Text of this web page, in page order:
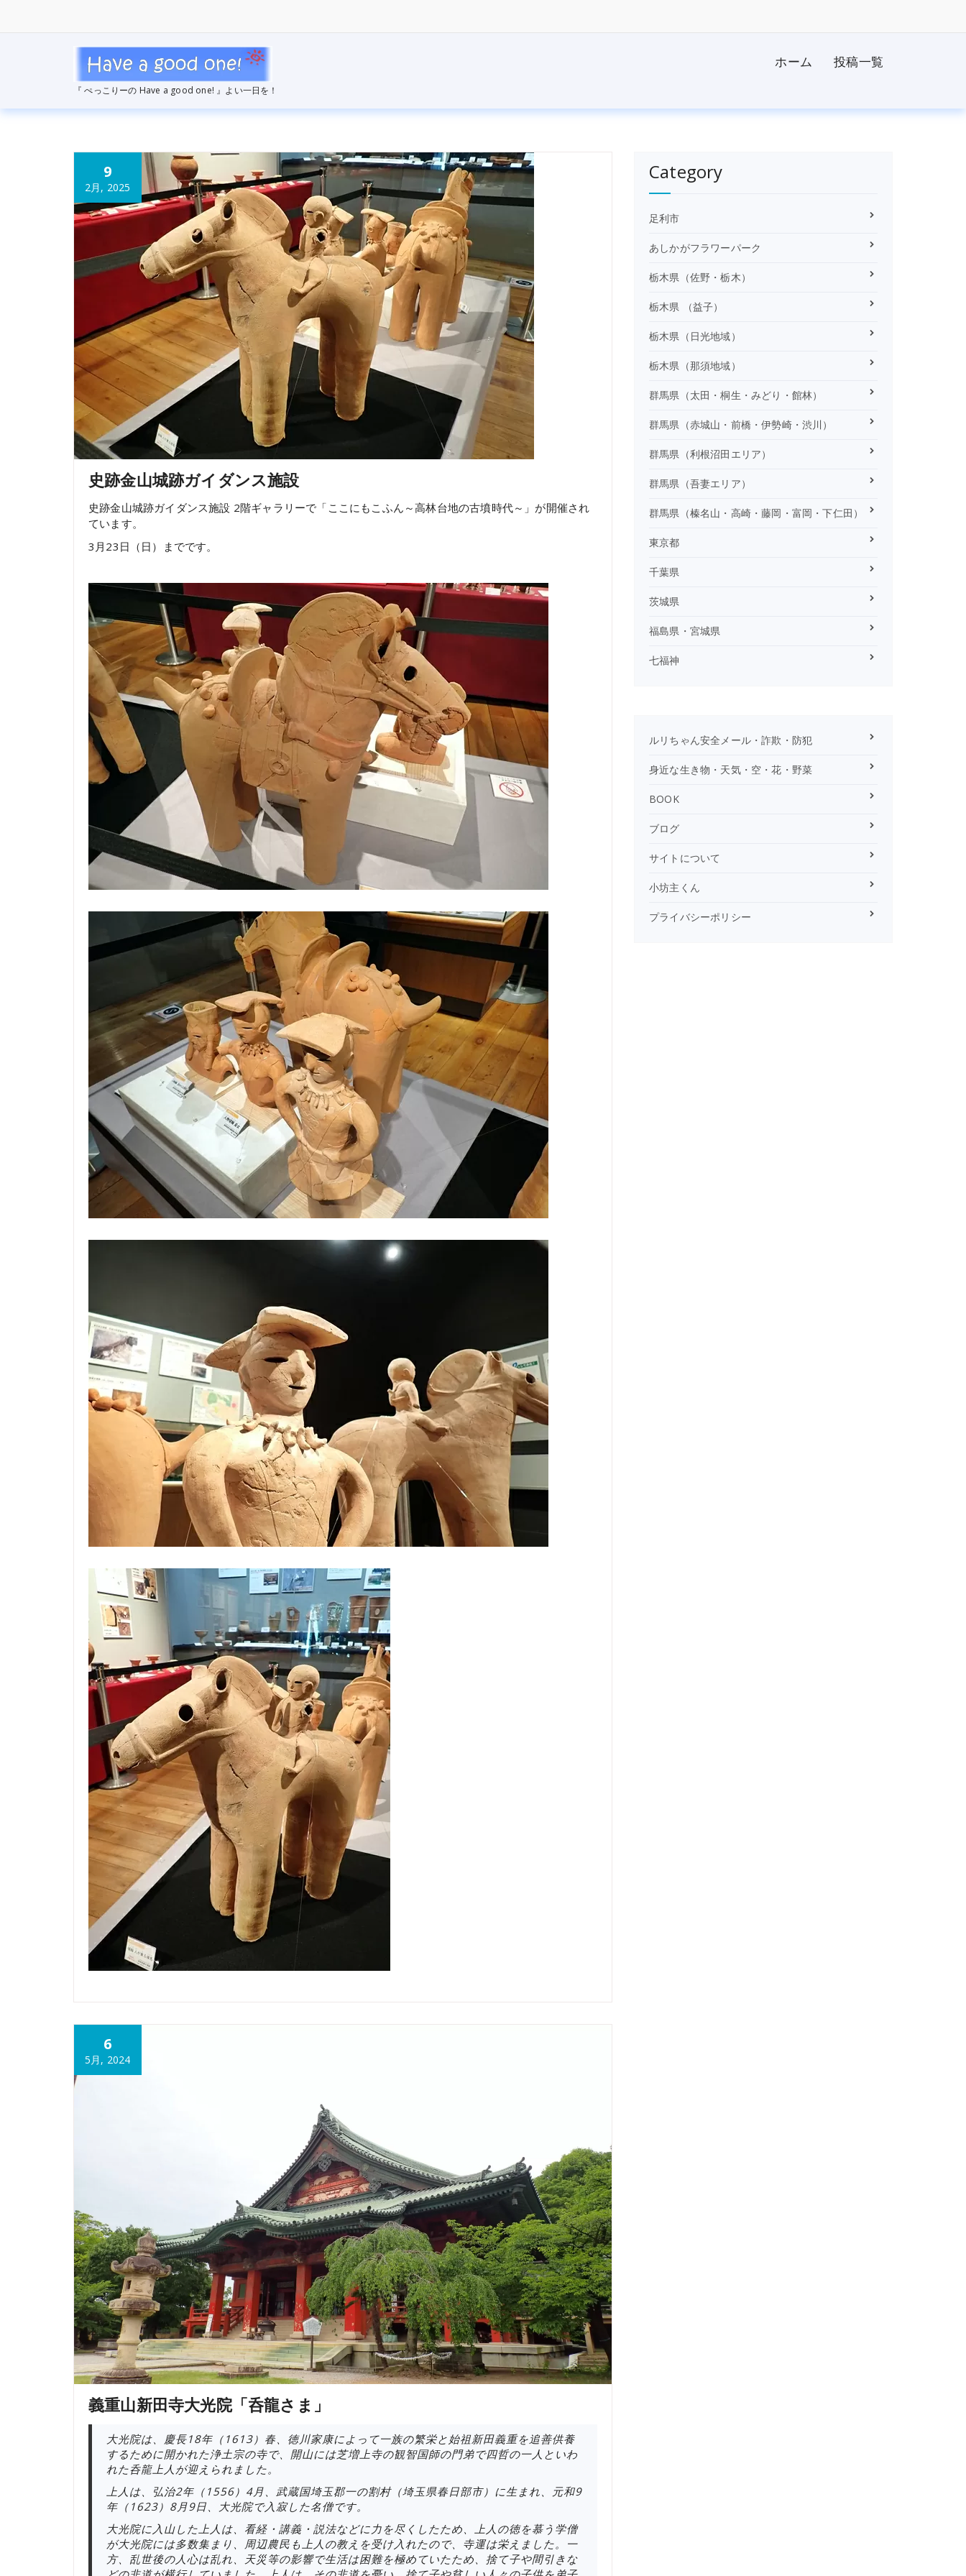
キ
『 ぺっこりーの Have a good one! 』よい一日を！
ホーム 投稿一覧
9
2月, 2025
史跡金山城跡ガイダンス施設
史跡金山城跡ガイダンス施設 2階ギャラリーで「ここにもこふん～高林台地の古墳時代～」が開催され
ています。
3月23日（日）までです。
6
5月, 2024
義重山新田寺大光院「呑龍さま」
大光院は、慶長18年（1613）春、徳川家康によって一族の繁栄と始祖新田義重を追善供養
するために開かれた浄土宗の寺で、開山には芝増上寺の観智国師の門弟で四哲の一人といわ
れた呑龍上人が迎えられました。
上人は、弘治2年（1556）4月、武蔵国埼玉郡一の割村（埼玉県春日部市）に生まれ、元和9
年（1623）8月9日、大光院で入寂した名僧です。
大光院に入山した上人は、看経・講義・説法などに力を尽くしたため、上人の徳を慕う学僧
が大光院には多数集まり、周辺農民も上人の教えを受け入れたので、寺運は栄えました。一
方、乱世後の人心は乱れ、天災等の影響で生活は困難を極めていたため、捨て子や間引きな
Category
足利市
あしかがフラワーパーク
栃木県（佐野・栃木）
栃木県 （益子）
栃木県（日光地域）
栃木県（那須地域）
群馬県（太田・桐生・みどり・館林）
群馬県（赤城山・前橋・伊勢崎・渋川）
群馬県（利根沼田エリア）
群馬県（吾妻エリア）
群馬県（榛名山・高崎・藤岡・富岡・下仁田）
東京都
千葉県
茨城県
福島県・宮城県
七福神
ルリちゃん安全メール・詐欺・防犯
身近な生き物・天気・空・花・野菜
BOOK
ブログ
サイトについて
小坊主くん
プライバシーポリシー